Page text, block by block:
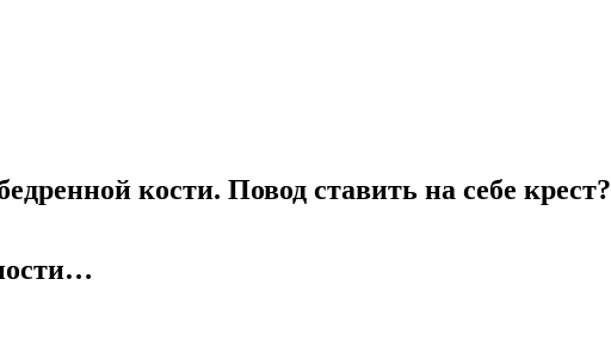
кости. Повод ставить на себе крест?